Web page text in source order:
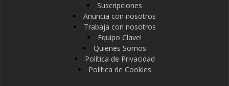
Suscripciones
Anuncia con nosotros
Trabaja con nosotros
Equipo Clave!
Quienes Somos
Política de Privacidad
Política de Cookies